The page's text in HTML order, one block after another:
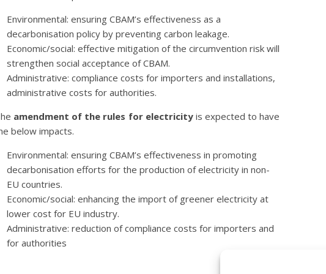
Environmental: ensuring CBAM’s effectiveness as a
decarbonisation policy by preventing carbon leakage.
Economic/social: effective mitigation of the circumvention risk will
strengthen social acceptance of CBAM.
Administrative: compliance costs for importers and installations,
administrative costs for authorities.
amendment of the rules for electricityis expected to have
below impacts.
Environmental: ensuring CBAM’s effectiveness in promoting
decarbonisation efforts for the production of electricity in non-
EU countries.
Economic/social: enhancing the import of greener electricity at
lower cost for EU industry.
Administrative: reduction of compliance costs for importers and
for authorities